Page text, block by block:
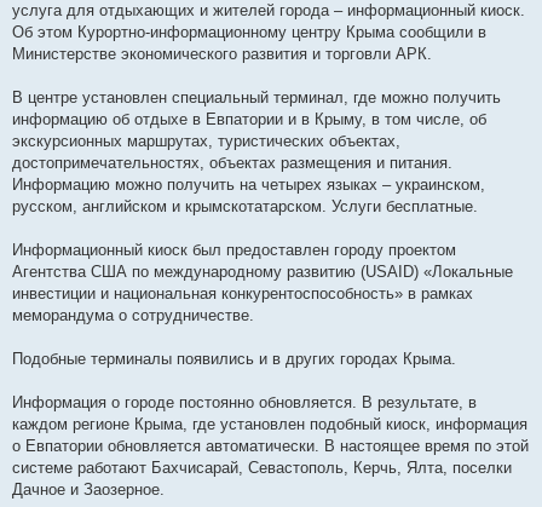
услуга для отдыхающих и жителей города – информационный киоск.
Об этом Курортно-информационному центру Крыма сообщили в
Министерстве экономического развития и торговли АРК.
В центре установлен специальный терминал, где можно получить
информацию об отдыхе в Евпатории и в Крыму, в том числе, об
экскурсионных маршрутах, туристических объектах,
достопримечательностях, объектах размещения и питания.
Информацию можно получить на четырех языках – украинском,
русском, английском и крымскотатарском. Услуги бесплатные.
Информационный киоск был предоставлен городу проектом
Агентства США по международному развитию (USAID) «Локальные
инвестиции и национальная конкурентоспособность» в рамках
меморандума о сотрудничестве.
Подобные терминалы появились и в других городах Крыма.
Информация о городе постоянно обновляется. В результате, в
каждом регионе Крыма, где установлен подобный киоск, информация
о Евпатории обновляется автоматически. В настоящее время по этой
системе работают Бахчисарай, Севастополь, Керчь, Ялта, поселки
Дачное и Заозерное.